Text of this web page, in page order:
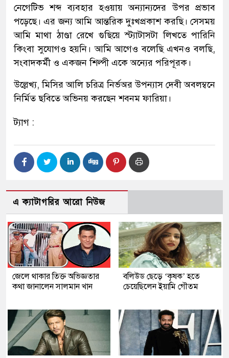
নেগেটিভ শব্দ ব্যবহার হওয়ায় অন্যান্যদের উপর প্রভাব
পড়েছে। এর জন্য আমি আন্তরিক দুঃখপ্রকাশ করছি। সেসময়
আমি মাথা ঠাণ্ডা রেখে গুছিয়ে স্ট্যাটাসটা লিখতে পারিনি
কিংবা সুযোগও হয়নি। আমি আগেও বলেছি এখনও বলছি,
সংবাদকর্মী ও একজন শিল্পী একে অন্যের পরিপূরক।
উল্লেখ্য, মিসির আলি চরিত্র নির্ভঅর উপন্যাস দেবী অবলম্বনে
নির্মিত ছবিতে অভিনয় করছেন শবনম ফারিয়া।
ট্যাগ :
এ ক্যাটাগরির আরো নিউজ
জেলে থাকার তিক্ত অভিজ্ঞতার
কথা জানালেন সালমান খান
বলিউড ছেড়ে ‘কৃষক’ হতে
চেয়েছিলেন ইয়ামি গৌতম